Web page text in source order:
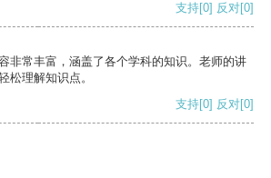
支持[0] 反对[0]
非常丰富，涵盖了各个学科的知识。老师的讲
松理解知识点。
支持[0] 反对[0]